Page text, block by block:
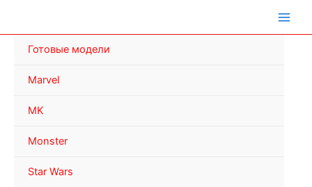
Готовые модели
Marvel
MK
Monster
Star Wars